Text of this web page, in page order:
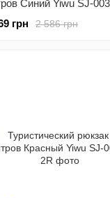
Синий Yiwu SJ-
2 586 грн
грн